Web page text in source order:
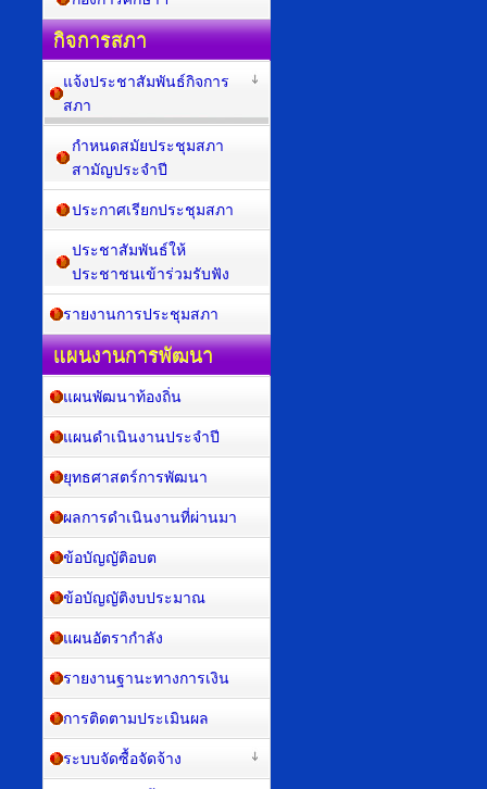
กิจการสภา
แจ้งประชาสัมพันธ์กิจการ
สภา
กำหนดสมัยประชุมสภา
สามัญประจำปี
ประกาศเรียกประชุมสภา
ประชาสัมพันธ์ให้
ประชาชนเข้าร่วมรับฟัง
รายงานการประชุมสภา
แผนงานการพัฒนา
แผนพัฒนาท้องถิ่น
แผนดำเนินงานประจำปี
ยุทธศาสตร์การพัฒนา
ผลการดำเนินงานที่ผ่านมา
ข้อบัญญัติอบต
ข้อบัญญัติงบประมาณ
แผนอัตรากำลัง
รายงานฐานะทางการเงิน
การติดตามประเมินผล
ระบบจัดซื้อจัดจ้าง